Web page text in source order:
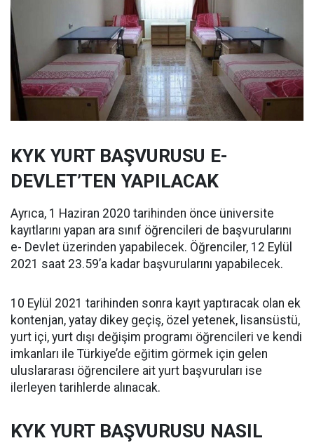
KYK YURT BAŞVURUSU E-
DEVLET’TEN YAPILACAK
Ayrıca, 1 Haziran 2020 tarihinden önce üniversite
kayıtlarını yapan ara sınıf öğrencileri de başvurularını
e- Devlet üzerinden yapabilecek. Öğrenciler, 12 Eylül
2021 saat 23.59’a kadar başvurularını yapabilecek.
10 Eylül 2021 tarihinden sonra kayıt yaptıracak olan ek
kontenjan, yatay dikey geçiş, özel yetenek, lisansüstü,
yurt içi, yurt dışı değişim programı öğrencileri ve kendi
imkanları ile Türkiye’de eğitim görmek için gelen
uluslararası öğrencilere ait yurt başvuruları ise
ilerleyen tarihlerde alınacak.
KYK YURT BAŞVURUSU NASIL